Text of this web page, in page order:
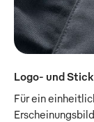
Logo- und
Für ein